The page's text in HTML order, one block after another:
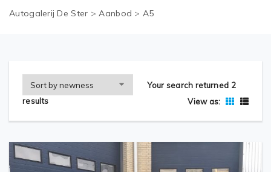
Autogalerij De Ster >Aanbod >A5
Your search returned 2
results
View as: